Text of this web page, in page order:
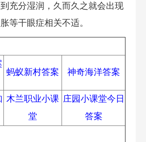
充分湿润，久而久之就会出现
等干眼症相关不适。
蚂蚁新村答案 神奇海洋答案
木兰职业小课
堂
庄园小课堂今日
答案